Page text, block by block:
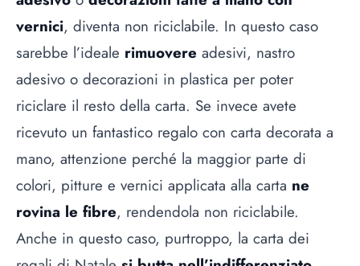
vernici, diventa non riciclabile. In questo caso
sarebbe l’ideale rimuovere adesivi, nastro
adesivo o decorazioni in plastica per poter
riciclare il resto della carta. Se invece avete
ricevuto un fantastico regalo con carta decorata a
mano, attenzione perché la maggior parte di
colori, pitture e vernici applicata alla carta ne
rovina le fibre, rendendola non riciclabile.
Anche in questo caso, purtroppo, la carta dei